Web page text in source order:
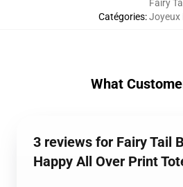
Catégories:
Fairy
Joyeux
What
3 reviews for Fairy Tail
Happy All Over Print